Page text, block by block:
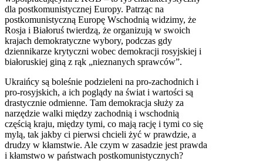
dla postkomunistycznej Europy. Patrząc na
postkomunistyczną Europę Wschodnią widzimy, że
Rosja i Białoruś twierdzą, że organizują w swoich
krajach demokratyczne wybory, podczas gdy
dziennikarze krytyczni wobec demokracji rosyjskiej i
białoruskiej giną z rąk „nieznanych sprawców”.
Ukraińcy są boleśnie podzieleni na pro-zachodnich i
pro-rosyjskich, a ich poglądy na świat i wartości są
drastycznie odmienne. Tam demokracja służy za
narzędzie walki między zachodnią i wschodnią
częścią kraju, między tymi, co mają rację i tymi co się
mylą, tak jakby ci pierwsi chcieli żyć w prawdzie, a
drudzy w kłamstwie. Ale czym w zasadzie jest prawda
i kłamstwo w państwach postkomunistycznych?